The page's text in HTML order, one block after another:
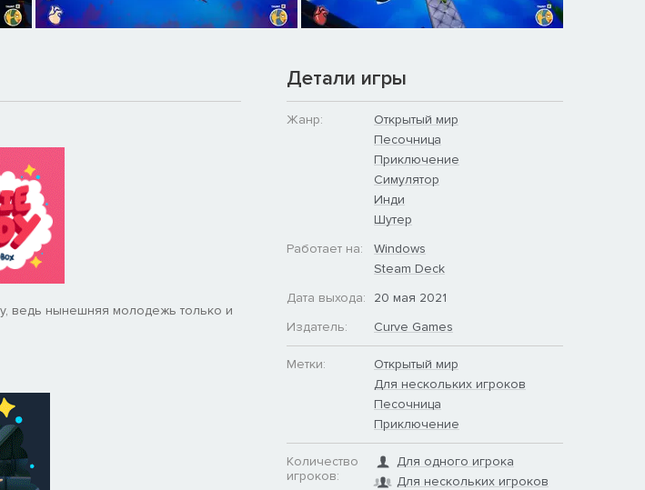
ведь нынешняя молодежь только и
Детали игры
Жанр:
Открытый мир
Песочница
Приключение
Симулятор
Инди
Шутер
Работает на:
Windows
Steam Deck
Дата выхода:
20 мая 2021
Издатель:
Curve Games
Метки:
Открытый мир
Для нескольких игроков
Песочница
Приключение
Количество
игроков:
Для одного игрока
Для нескольких игроков